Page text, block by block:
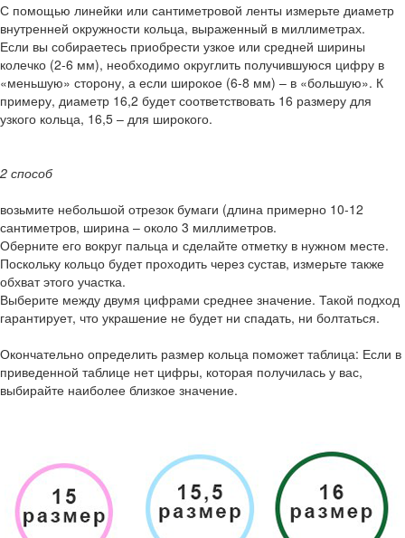
С помощью линейки или сантиметровой ленты измерьте диаметр
внутренней окружности кольца, выраженный в миллиметрах.
Если вы собираетесь приобрести узкое или средней ширины
колечко (2-6 мм), необходимо округлить получившуюся цифру в
«меньшую» сторону, а если широкое (6-8 мм) – в «большую». К
примеру, диаметр 16,2 будет соответствовать 16 размеру для
узкого кольца, 16,5 – для широкого.
2 способ
возьмите небольшой отрезок бумаги (длина примерно 10-12
сантиметров, ширина – около 3 миллиметров.
Оберните его вокруг пальца и сделайте отметку в нужном месте.
Поскольку кольцо будет проходить через сустав, измерьте также
обхват этого участка.
Выберите между двумя цифрами среднее значение. Такой подход
гарантирует, что украшение не будет ни спадать, ни болтаться.
Окончательно определить размер кольца поможет таблица: Если в
приведенной таблице нет цифры, которая получилась у вас,
выбирайте наиболее близкое значение.